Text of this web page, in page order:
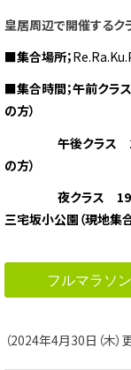
皇居周辺で開催するク
■集合場所；
■集合時間；午前クラ
の方）
午後クラス 13:25
の方）
夜クラス
三宅坂小公園（現地集合
フルマラソ
（2024年4月30日（木）